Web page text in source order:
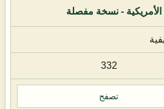
الأمريكية - نسخة مفصلة
332
تصفح